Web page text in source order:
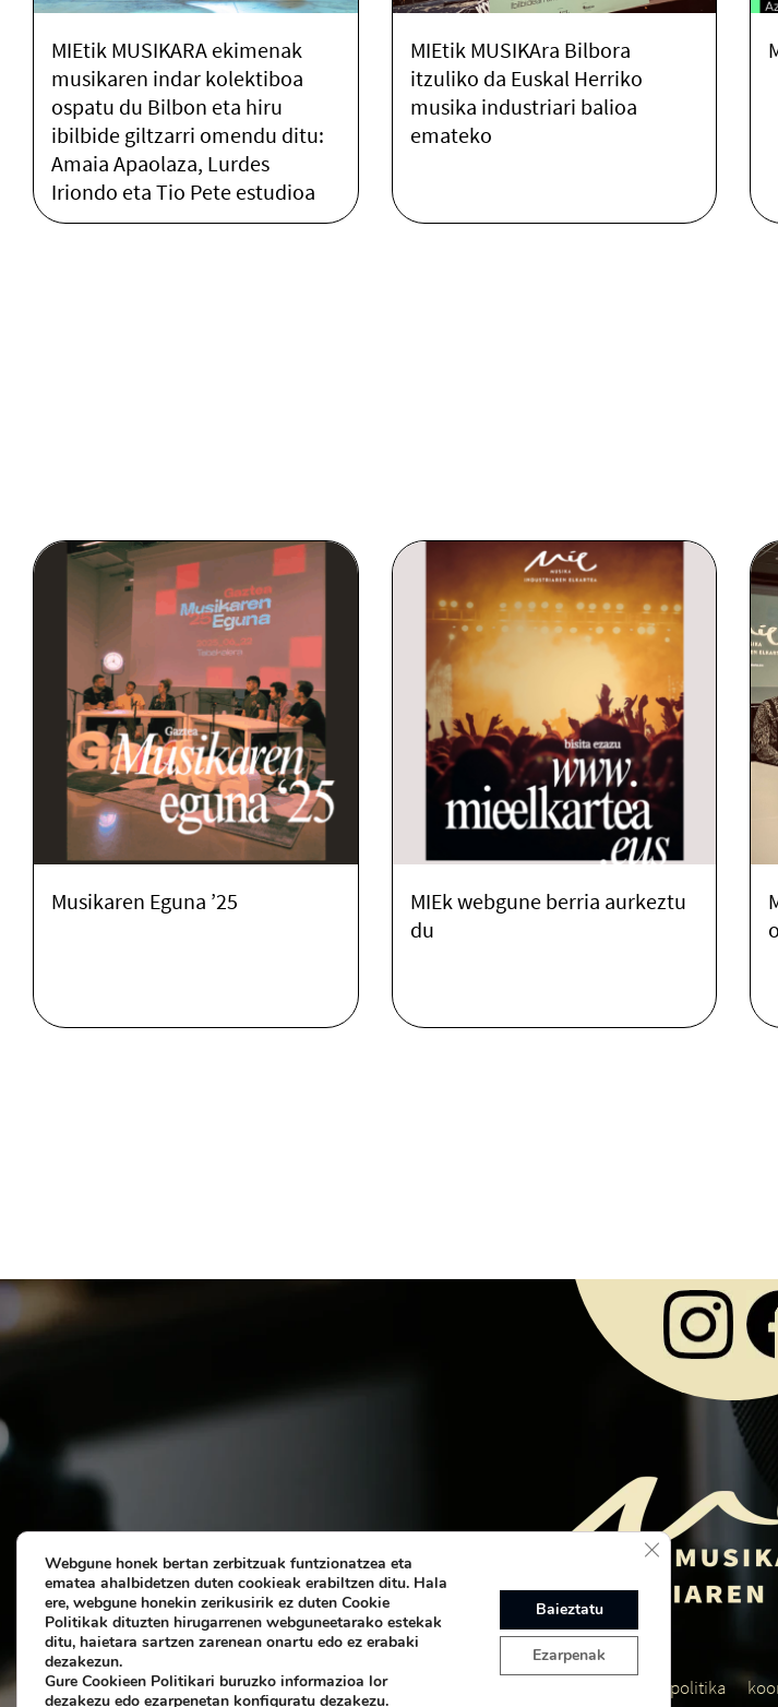
MIEtik MUSIKARA ekimenak
musikaren indar kolektiboa
ospatu du Bilbon eta hiru
ibilbide giltzarri omendu ditu:
Amaia Apaolaza, Lurdes
Iriondo eta Tio Pete estudioa
MIEtik MUSIKAra Bilbora
itzuliko da Euskal Herriko
musika industriari balioa
emateko
Musikaren Eguna ’25
MIEk webgune berria aurkeztu
du
Legezko oharra eta pribatasun politika Cookie politika
Webgune honek bertan zerbitzuak funtzionatzea eta
ematea ahalbidetzen duten cookieak erabiltzen ditu. Hala
ere, webgune honekin zerikusirik ez duten Cookie
Politikak dituzten hirugarrenen webguneetarako estekak
ditu, haietara sartzen zarenean onartu edo ez erabaki
dezakezun.
Gure Cookieen Politikari buruzko informazioa lor
dezakezu edo ezarpenetan konfiguratu dezakezu.
Baieztatu
Ezarpenak
Close GDPR